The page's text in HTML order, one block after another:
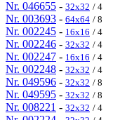
Nr. 046655 - 32x32 / 4
Nr. 003693 - 64x64 / 8
Nr. 002245 - 16x16 / 4
Nr. 002246 - 32x32 / 4
Nr. 002247 - 16x16 / 4
Nr. 002248 - 32x32 / 4
Nr. 049596 - 32x32 / 8
Nr. 049595 - 32x32 / 8
Nr. 008221 - 32x32 / 4